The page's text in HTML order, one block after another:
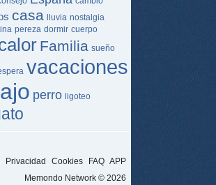
casa lluvia nostalgia
pereza dormir cuerpo
Familia sueño
vacaciones
perro ligoteo
Privacidad Cookies FAQ APP
Memondo Network © 2026